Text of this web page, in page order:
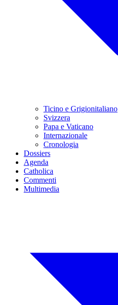
Ticino e Grigionitaliano
Svizzera
Papa e Vaticano
Internazionale
Cronologia
Dossiers
Agenda
Catholica
Commenti
Multimedia